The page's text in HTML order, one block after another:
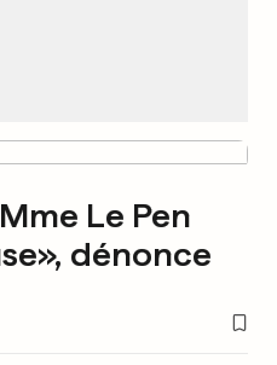
Le Pen
dénonce